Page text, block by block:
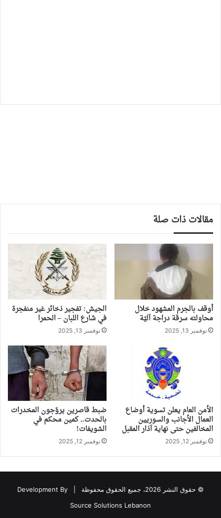
مقالات ذات صلة
أوقف بالجرم المشهود خلال
محاولته سرقة دراجة آليّة
نوفمبر 13, 2025
الجيش: تفجير ذخائر غير منفجرة
في شارع اللبان – الحمرا
نوفمبر 13, 2025
الأمن العام يعلن تسوية أوضاع
العمال الأجانب والسوريين
المخالفين حتى نهاية آذار المقبل
نوفمبر 12, 2025
ضبط قاصرين يروّجون المخدرات
بالحدت.. كمين محكم في
الشويفات!
نوفمبر 12, 2025
© حقوق النشر 2026، جميع الحقوق محفوظة |
Development By
Source Solutions Lebanon